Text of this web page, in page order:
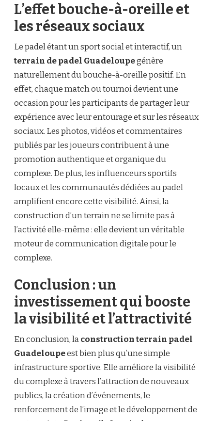
L’effet bouche-à-oreille et
les réseaux sociaux
Le padel étant un sport social et interactif, un
terrain de padel Guadeloupegénère
naturellement du bouche-à-oreille positif. En
effet, chaque match ou tournoi devient une
occasion pour les participants de partager leur
expérience avec leur entourage et sur les réseaux
sociaux. Les photos, vidéos et commentaires
publiés par les joueurs contribuent à une
promotion authentique et organique du
complexe. De plus, les influenceurs sportifs
locaux et les communautés dédiées au padel
amplifient encore cette visibilité. Ainsi, la
construction d’un terrain ne se limite pas à
l’activité elle-même : elle devient un véritable
moteur de communication digitale pour le
complexe.
Conclusion : un
investissement qui booste
la visibilité et l’attractivité
En conclusion, laconstruction terrain padel
Guadeloupeest bien plus qu’une simple
infrastructure sportive. Elle améliore la visibilité
du complexe à travers l’attraction de nouveaux
publics, la création d’événements, le
renforcement de l’image et le développement de